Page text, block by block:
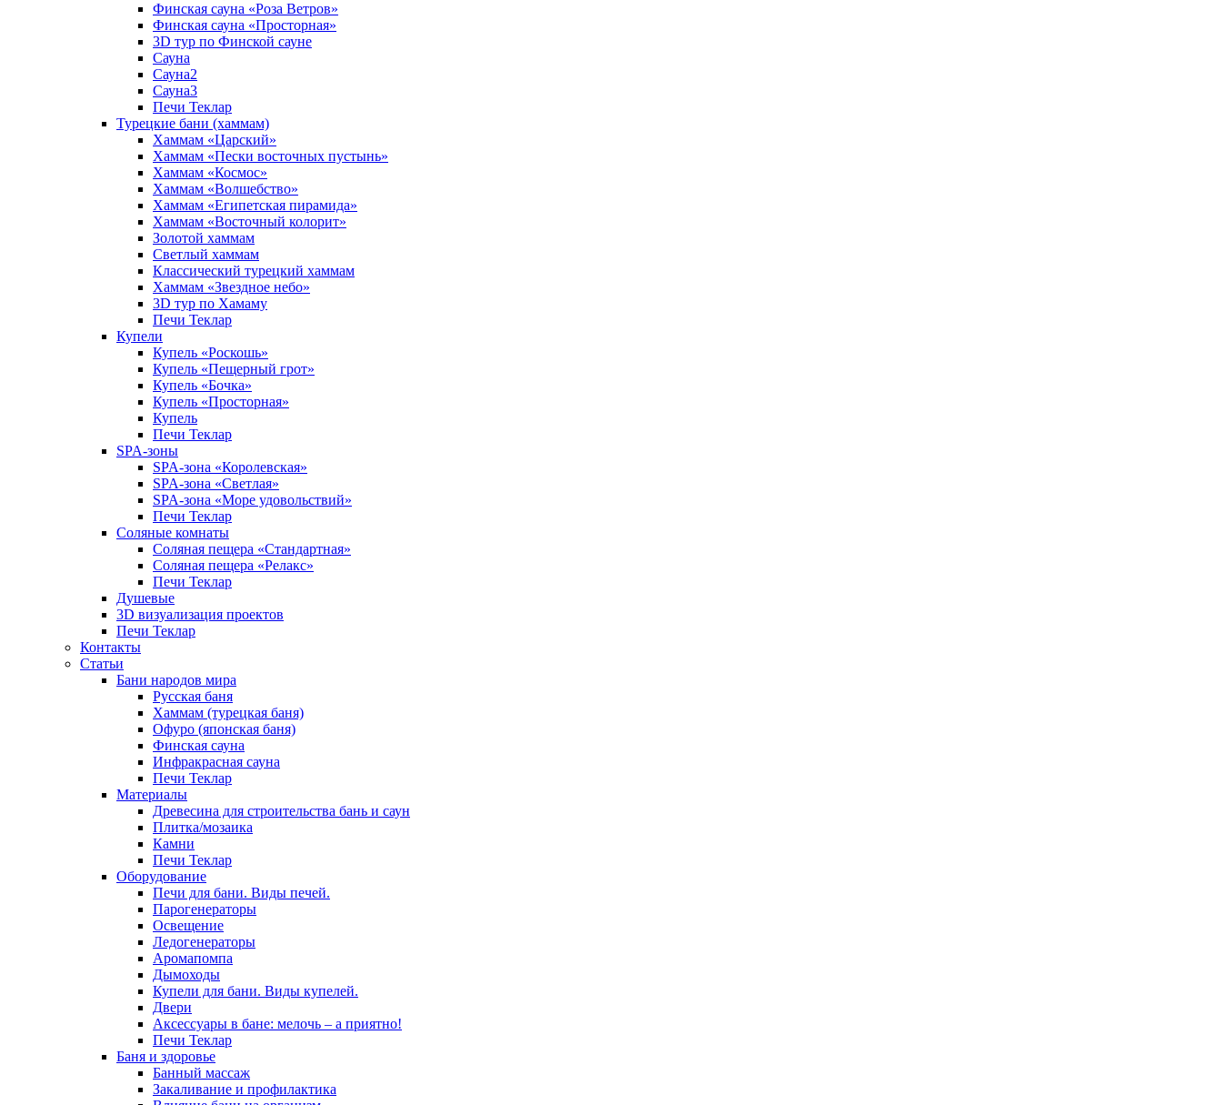
Финская сауна «Роза Ветров»
Финская сауна «Просторная»
3D тур по Финской сауне
Сауна
Сауна2
Сауна3
Печи Теклар
Турецкие бани (хаммам)
Хаммам «Царский»
Хаммам «Пески восточных пустынь»
Хаммам «Космос»
Хаммам «Волшебство»
Хаммам «Египетская пирамида»
Хаммам «Восточный колорит»
Золотой хаммам
Светлый хаммам
Классический турецкий хаммам
Хаммам «Звездное небо»
3D тур по Хамаму
Печи Теклар
Купели
Купель «Роскошь»
Купель «Пещерный грот»
Купель «Бочка»
Купель «Просторная»
Купель
Печи Теклар
SPA-зоны
SPA-зона «Королевская»
SPA-зона «Светлая»
SPA-зона «Море удовольствий»
Печи Теклар
Соляные комнаты
Соляная пещера «Стандартная»
Соляная пещера «Релакс»
Печи Теклар
Душевые
3D визуализация проектов
Печи Теклар
Контакты
Статьи
Бани народов мира
Русская баня
Хаммам (турецкая баня)
Офуро (японская баня)
Финская сауна
Инфракрасная сауна
Печи Теклар
Материалы
Древесина для строительства бань и саун
Плитка/мозаика
Камни
Печи Теклар
Оборудование
Печи для бани. Виды печей.
Парогенераторы
Освещение
Ледогенераторы
Аромапомпа
Дымоходы
Купели для бани. Виды купелей.
Двери
Аксессуары в бане: мелочь – а приятно!
Печи Теклар
Баня и здоровье
Банный массаж
Закаливание и профилактика